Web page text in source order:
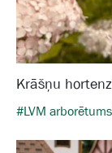
Krāšņu
#LVM